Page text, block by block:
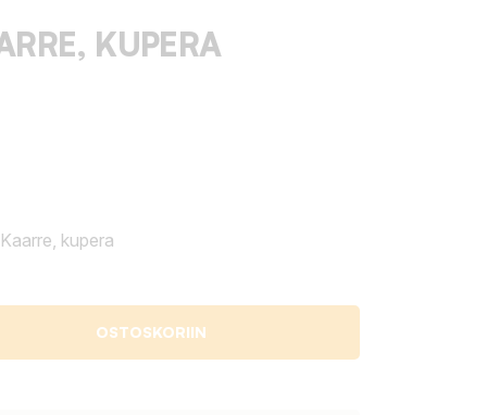
KUPERA
kupera
OSTOSKORIIN